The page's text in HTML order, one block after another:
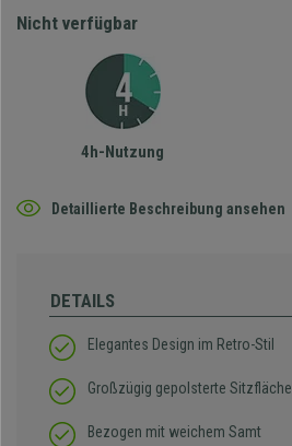
Nicht verfügbar
4h-Nutzung
Detaillierte Beschreibung ansehen
DETAILS
Elegantes Design im Retro-Stil
Großzügig gepolsterte Sitzfläche
Bezogen mit weichem Samt